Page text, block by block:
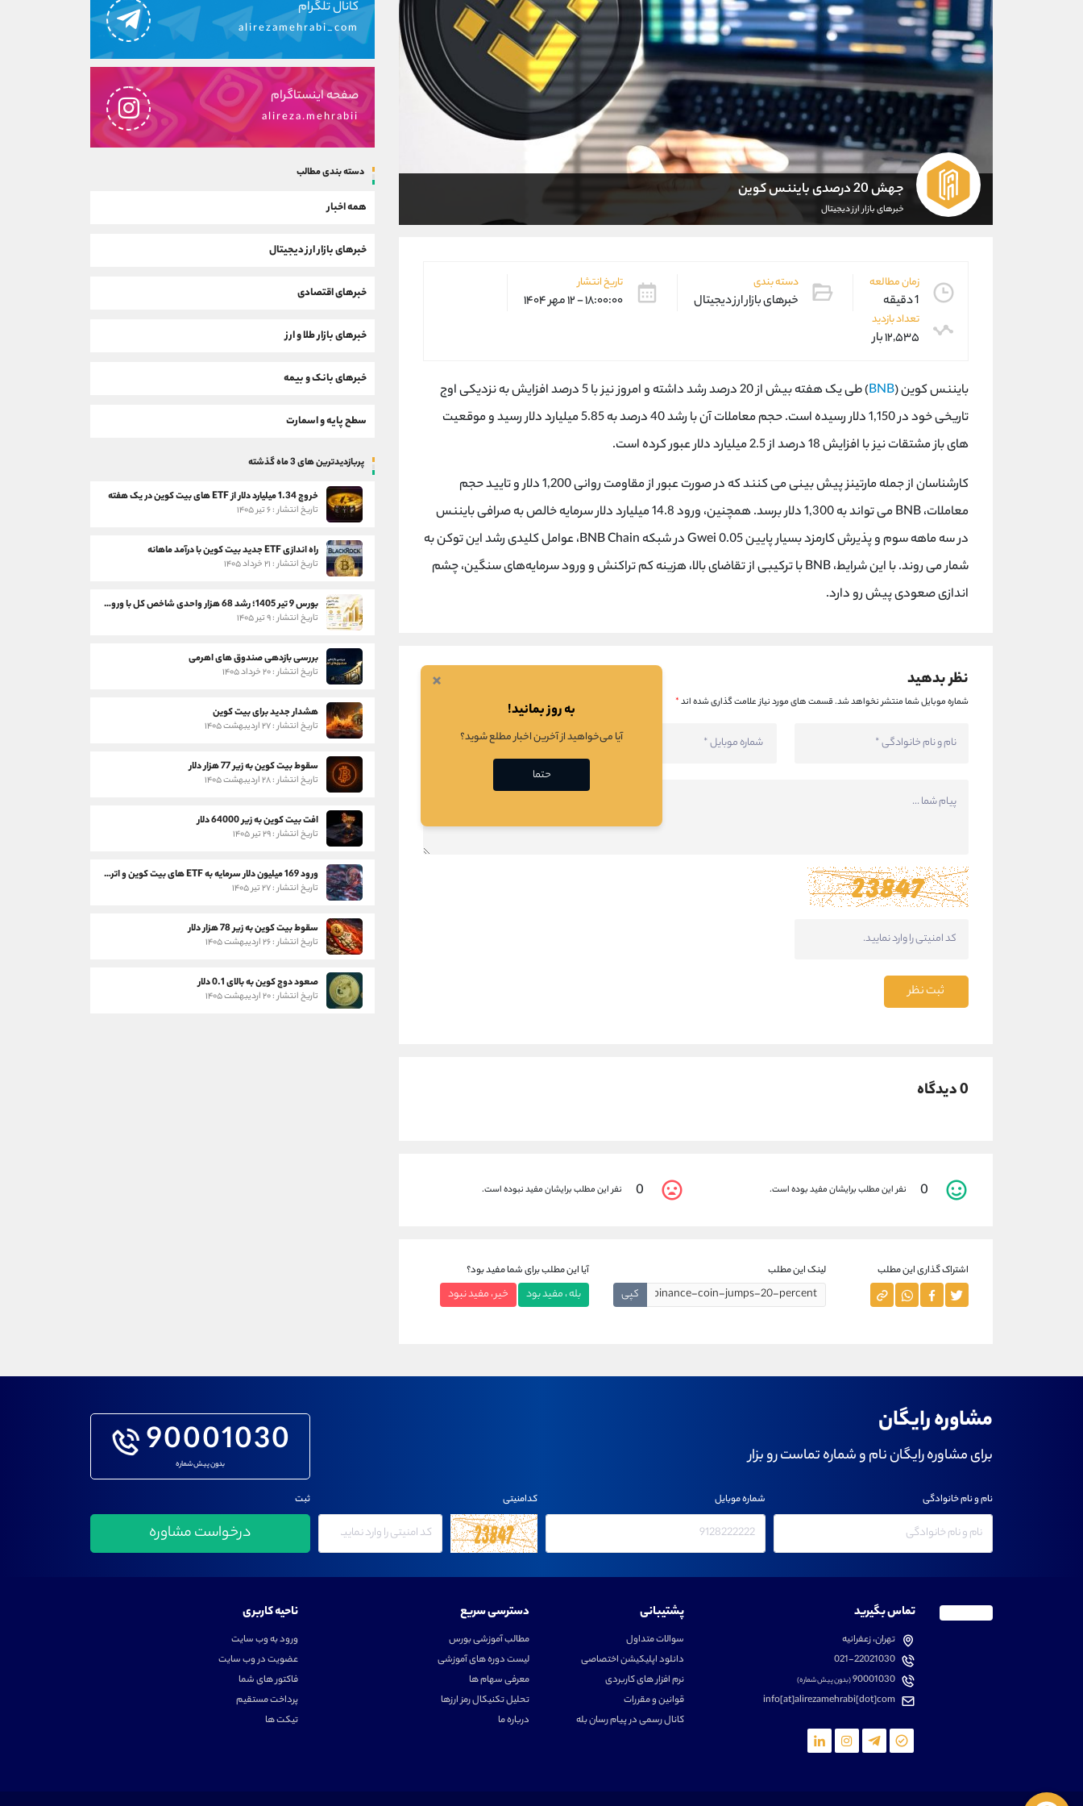
جهش 20 درصدی بایننس کوین
خبرهای بازار ارز دیجیتال
زمان مطالعه
1 دقیقه
دسته بندی
خبرهای بازار ارز دیجیتال
تاریخ انتشار
۱۸:۰۰:۰۰ - ۱۲ مهر ۱۴۰۴
تعداد بازدید
۱۲,۵۳۵ بار
بایننس کوین (BNB
) طی یک هفته بیش از 20 درصد رشد داشته و امروز نیز با 5 درصد افزایش به نزدیکی اوج
تاریخی خود در 1,150 دلار رسیده است. حجم معاملات آن با رشد 40 درصد به 5.85 میلیارد دلار رسید و موقعیت
های باز مشتقات نیز با افزایش 18 درصد از 2.5 میلیارد دلار عبور کرده است.
کارشناسان از جمله مارتینز پیش بینی می کنند که در صورت عبور از مقاومت روانی 1,200 دلار و تایید حجم
معاملات، BNB می تواند به 1,300 دلار برسد. همچنین، ورود 14.8 میلیارد دلار سرمایه خالص به صرافی بایننس
در سه ماهه سوم و پذیرش کارمزد بسیار پایین 0.05 Gwei در شبکه BNB Chain، عوامل کلیدی رشد این توکن به
شمار می روند. با این شرایط، BNB با ترکیبی از تقاضای بالا، هزینه کم تراکنش و ورود سرمایه‌های سنگین، چشم
اندازی صعودی پیش رو دارد.
نظر بدهید
شماره موبایل شما منتشر نخواهد شد.قسمت های مورد نیاز علامت گذاری شده اند*
ثبت نظر
0 دیدگاه
0 نفر این مطلب برایشان مفید بوده است. 0 نفر این مطلب برایشان مفید نبوده است.
اشتراک گذاری این مطلب لینک این مطلب
کپی
آیا این مطلب برای شما مفید بود؟
بله ، مفید بود خیر ، مفید نبود
کانال تلگرام
alirezamehrabi_com
صفحه اینستاگرام
alireza.mehrabii
دسته بندی مطالب
همه اخبار
خبرهای بازار ارز دیجیتال
خبرهای اقتصادی
خبرهای بازار طلا و ارز
خبرهای بانک و بیمه
سطح پایه و اسمارت
پربازدیدترین های 3 ماه گذشته
خروج 1.34 میلیارد دلار از ETF های بیت کوین در یک هفته
تاریخ انتشار : ۶ تیر ۱۴۰۵
راه اندازی ETF جدید بیت کوین با درآمد ماهانه
تاریخ انتشار : ۲۱ خرداد ۱۴۰۵
بورس 9 تیر 1405؛ رشد 68 هزار واحدی شاخص کل با ورود 3 همت پول حقیقی
تاریخ انتشار : ۹ تیر ۱۴۰۵
بررسی بازدهی صندوق های اهرمی
تاریخ انتشار : ۲۰ خرداد ۱۴۰۵
هشدار جدید برای بیت کوین
تاریخ انتشار : ۲۷ اردیبهشت ۱۴۰۵
سقوط بیت کوین به زیر 77 هزار دلار
تاریخ انتشار : ۲۸ اردیبهشت ۱۴۰۵
افت بیت کوین به زیر 64000 دلار
تاریخ انتشار : ۲۹ تیر ۱۴۰۵
ورود 169 میلیون دلار سرمایه به ETF های بیت کوین و اتریوم
تاریخ انتشار : ۲۷ تیر ۱۴۰۵
سقوط بیت کوین به زیر 78 هزار دلار
تاریخ انتشار : ۲۶ اردیبهشت ۱۴۰۵
صعود دوج کوین به بالای 0.1 دلار
تاریخ انتشار : ۲۰ اردیبهشت ۱۴۰۵
مشاوره رایگان
برای مشاوره رایگان نام و شماره تماست رو بزار 90001030
بدون پیش شماره
نام و نام خانوادگی شماره موبایل کدامنیتی ثبت
تماس بگیرید
تهران، زعفرانیه
021-22021030
90001030(بدون پیش شماره)
info[at]alirezamehrabi[dot]com
پشتیبانی
سوالات متداول
دانلود اپلیکیشن اختصاصی
نرم افزار های کاربردی
قوانین و مقررات
کانال رسمی در پیام رسان بله
دسترسی سریع
مطالب آموزشی بورس
لیست دوره های آموزشی
معرفی سهام ها
تحلیل تکنیکال رمز ارزها
درباره ما
ناحیه کاربری
ورود به وب سایت
عضویت در وب سایت
فاکتور های شما
پرداخت مستقیم
تیکت ها
×
به روز بمانید!
آیا می‌خواهید از آخرین اخبار مطلع شوید؟
حتما